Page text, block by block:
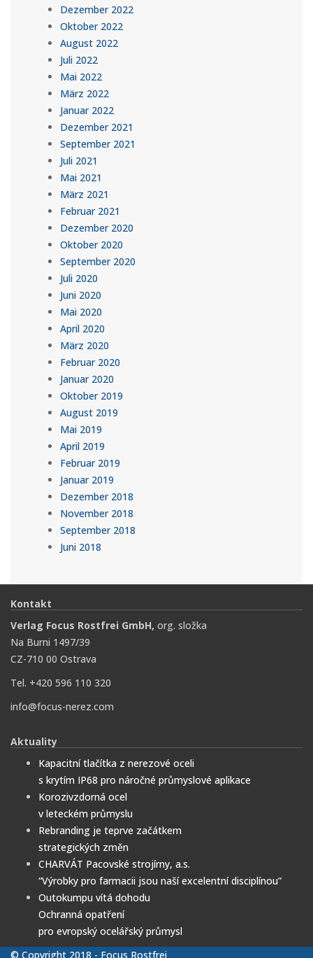
Dezember 2022
Oktober 2022
August 2022
Juli 2022
Mai 2022
März 2022
Januar 2022
Dezember 2021
September 2021
Juli 2021
Mai 2021
März 2021
Februar 2021
Dezember 2020
Oktober 2020
September 2020
Juli 2020
Juni 2020
Mai 2020
April 2020
März 2020
Februar 2020
Januar 2020
Oktober 2019
August 2019
Mai 2019
April 2019
Februar 2019
Januar 2019
Dezember 2018
November 2018
September 2018
Juni 2018
Kontakt
Verlag Focus Rostfrei GmbH, org. složka
Na Burni 1497/39
CZ-710 00 Ostrava
Tel. +420 596 110 320
info@focus-nerez.com
Aktuality
Kapacitní tlačítka z nerezové oceli
s krytím IP68 pro náročné průmyslové aplikace
Korozivzdorná ocel
v leteckém průmyslu
Rebranding je teprve začátkem
strategických změn
CHARVÁT Pacovské strojírny, a.s.
“Výrobky pro farmacii jsou naší excelentní disciplínou”
Outokumpu vítá dohodu
Ochranná opatření
pro evropský ocelářský průmysl
© Copyright 2018 - Focus Rostfrei